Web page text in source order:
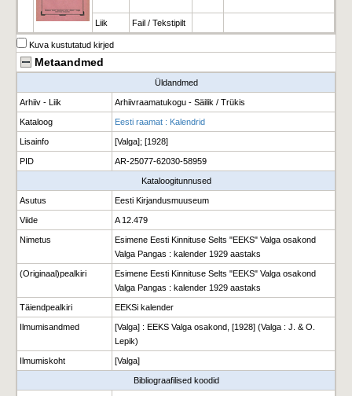
Liik Fail / Tekstipilt
Kuva kustutatud kirjed
Metaandmed
Üldandmed
Arhiiv - Liik Arhiivraamatukogu - Säilik / Trükis
Kataloog Eesti raamat : Kalendrid
Lisainfo [Valga]; [1928]
PID AR-25077-62030-58959
Kataloogitunnused
Asutus Eesti Kirjandusmuuseum
Viide A 12.479
Nimetus
Esimene Eesti Kinnituse Selts "EEKS" Valga osakond
Valga Pangas : kalender 1929 aastaks
(Originaal)pealkiri
Esimene Eesti Kinnituse Selts "EEKS" Valga osakond
Valga Pangas : kalender 1929 aastaks
Täiendpealkiri EEKSi kalender
Ilmumisandmed
[Valga] : EEKS Valga osakond, [1928] (Valga : J. & O.
Lepik)
Ilmumiskoht [Valga]
Bibliograafilised koodid